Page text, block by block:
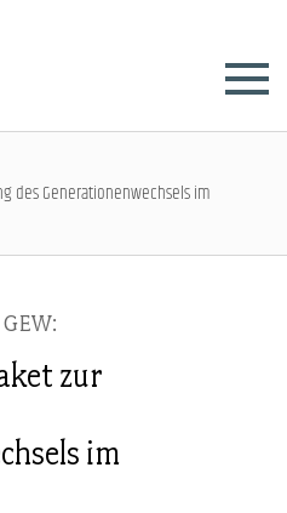
des Generationenwechsels im
zur
im